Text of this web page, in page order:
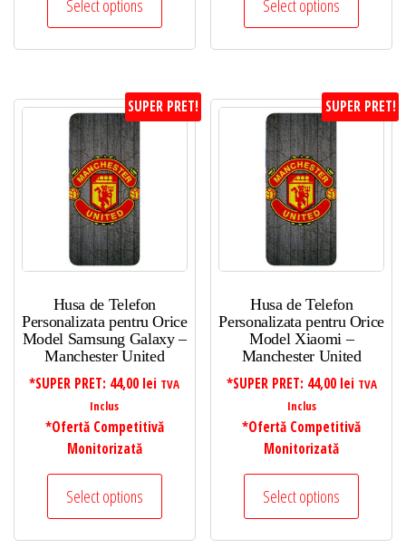
Select options Select options
SUPER PRET!
Husa de Telefon
Personalizata pentru Orice
Model Samsung Galaxy –
Manchester United
*SUPER PRET: 44,00 lei TVA
Inclus
*Ofertă Competitivă
Monitorizată
Select options
SUPER PRET!
Husa de Telefon
Personalizata pentru Orice
Model Xiaomi –
Manchester United
*SUPER PRET: 44,00 lei TVA
Inclus
*Ofertă Competitivă
Monitorizată
Select options